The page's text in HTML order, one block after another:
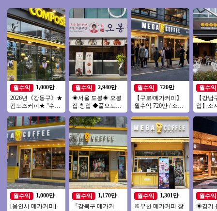
월수익
1,000만
2026년《강동구》★
컴포즈커피★ "수익
좋습니다" 소자본 고
수익 창업몰
월수익
1,000만
[용인시 메가커피]
월수익
2,940만
◈서울 도봉◈ 오봉
집 창업 ◆풀오토매
장◆ 요식업창업/부
부창업/은퇴창업/수
익성창업
월수익
1,170만
『강북구 메가커
월수익
720만
【구로/메가커피】
월수익 720만 / 소자
본창업 / 시니어창업
/ 초보창업
월수익
1,301만
※부천 메가커피 창
월수익
【강남
업】소
수익창
차이즈
월수익
◈경기